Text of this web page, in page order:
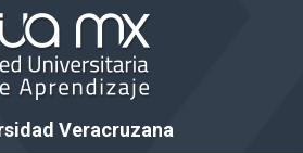
Veracruzana